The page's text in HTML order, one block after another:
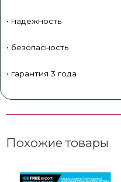
• надежность
• безопасность
• гарантия 3 года
Похожие товары